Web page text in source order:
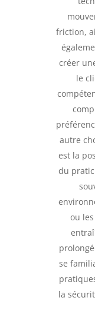
friction,
créer
le
autre
est la
du
ou
se
la